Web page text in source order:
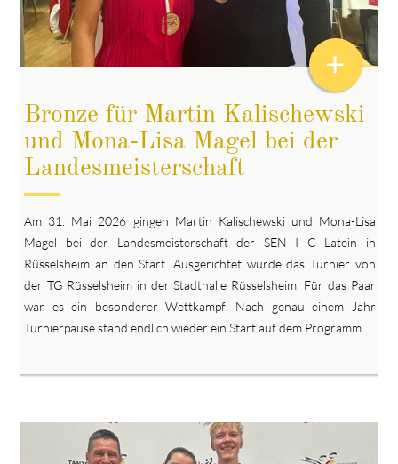
Bronze für Martin Kalischewski
und Mona-Lisa Magel bei der
Landesmeisterschaft
Am 31. Mai 2026 gingen Martin Kalischewski und Mona-Lisa
Magel bei der Landesmeisterschaft der SEN I C Latein in
Rüsselsheim an den Start. Ausgerichtet wurde das Turnier von
der TG Rüsselsheim in der Stadthalle Rüsselsheim. Für das Paar
war es ein besonderer Wettkampf: Nach genau einem Jahr
Turnierpause stand endlich wieder ein Start auf dem Programm.
+